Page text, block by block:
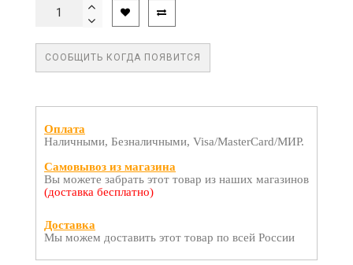
СООБЩИТЬ КОГДА ПОЯВИТСЯ
Оплата
Наличными, Безналичными, Visa/MasterCard/МИР.
Самовывоз из магазина
Вы можете забрать этот товар из наших магазинов
(доставка бесплатно)
Доставка
Мы можем доставить этот товар по всей России